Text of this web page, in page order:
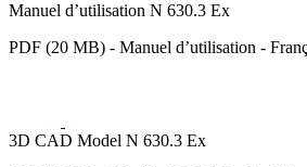
Manuel d’utilisation N 630.3 Ex
PDF (20 MB) - Manuel d’utilisation -
3D CAD Model N 630.3 Ex